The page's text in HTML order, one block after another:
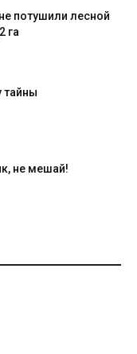
потушили лесной
га
тайны
не мешай!